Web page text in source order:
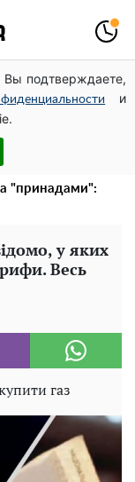
Вы подтверждаете,
и
вивів
фірму в
відвисати
"принадами":
у яких
Весь
газ